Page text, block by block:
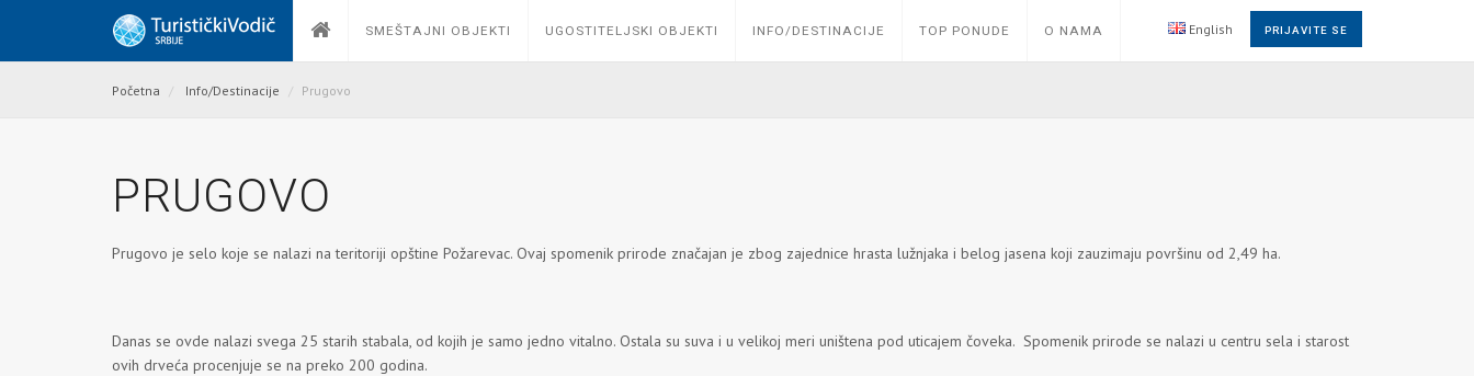
SMEŠTAJNI OBJEKTI UGOSTITELJSKI OBJEKTI INFO/DESTINACIJE TOP PONUDE O NAMA English PRIJAVITE SE
Početna Info/Destinacije Prugovo
PRUGOVO
Prugovo je selo koje se nalazi na teritoriji opštine Požarevac. Ovaj spomenik prirode značajan je zbog zajednice hrasta lužnjaka i belog jasena koji zauzimaju površinu od 2,49 ha.
Danas se ovde nalazi svega 25 starih stabala, od kojih je samo jedno vitalno. Ostala su suva i u velikoj meri uništena pod uticajem čoveka. Spomenik prirode se nalazi u centru sela i starost
ovih drveća procenjuje se na preko 200 godina.